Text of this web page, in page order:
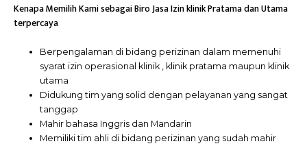
Kenapa Memilih Kami sebagai Biro Jasa Izin klinik Pratama dan Utama
terpercaya
Berpengalaman di bidang perizinan dalam memenuhi
syarat izin operasional klinik , klinik pratama maupun klinik
utama
Didukung tim yang solid dengan pelayanan yang sangat
tanggap
Mahir bahasa Inggris dan Mandarin
Memiliki tim ahli di bidang perizinan yang sudah mahir